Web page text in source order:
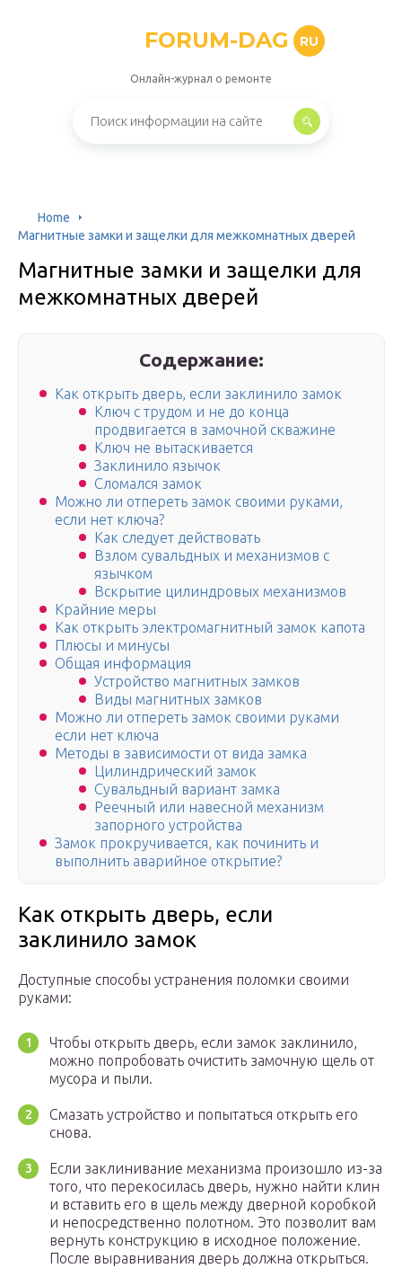
FORUM-DAG RU
Онлайн-журнал о ремонте
Home
Магнитные замки и защелки для межкомнатных дверей
Магнитные замки и защелки для
межкомнатных дверей
Содержание:
Как открыть дверь, если заклинило замок
Ключ с трудом и не до конца
продвигается в замочной скважине
Ключ не вытаскивается
Заклинило язычок
Сломался замок
Можно ли отпереть замок своими руками,
если нет ключа?
Как следует действовать
Взлом сувальдных и механизмов с
язычком
Вскрытие цилиндровых механизмов
Крайние меры
Как открыть электромагнитный замок капота
Плюсы и минусы
Общая информация
Устройство магнитных замков
Виды магнитных замков
Можно ли отпереть замок своими руками
если нет ключа
Методы в зависимости от вида замка
Цилиндрический замок
Сувальдный вариант замка
Реечный или навесной механизм
запорного устройства
Замок прокручивается, как починить и
выполнить аварийное открытие?
Как открыть дверь, если
заклинило замок
Доступные способы устранения поломки своими
руками:
Чтобы открыть дверь, если замок заклинило,
можно попробовать очистить замочную щель от
мусора и пыли.
Смазать устройство и попытаться открыть его
снова.
Если заклинивание механизма произошло из-за
того, что перекосилась дверь, нужно найти клин
и вставить его в щель между дверной коробкой
и непосредственно полотном. Это позволит вам
вернуть конструкцию в исходное положение.
После выравнивания дверь должна открыться.